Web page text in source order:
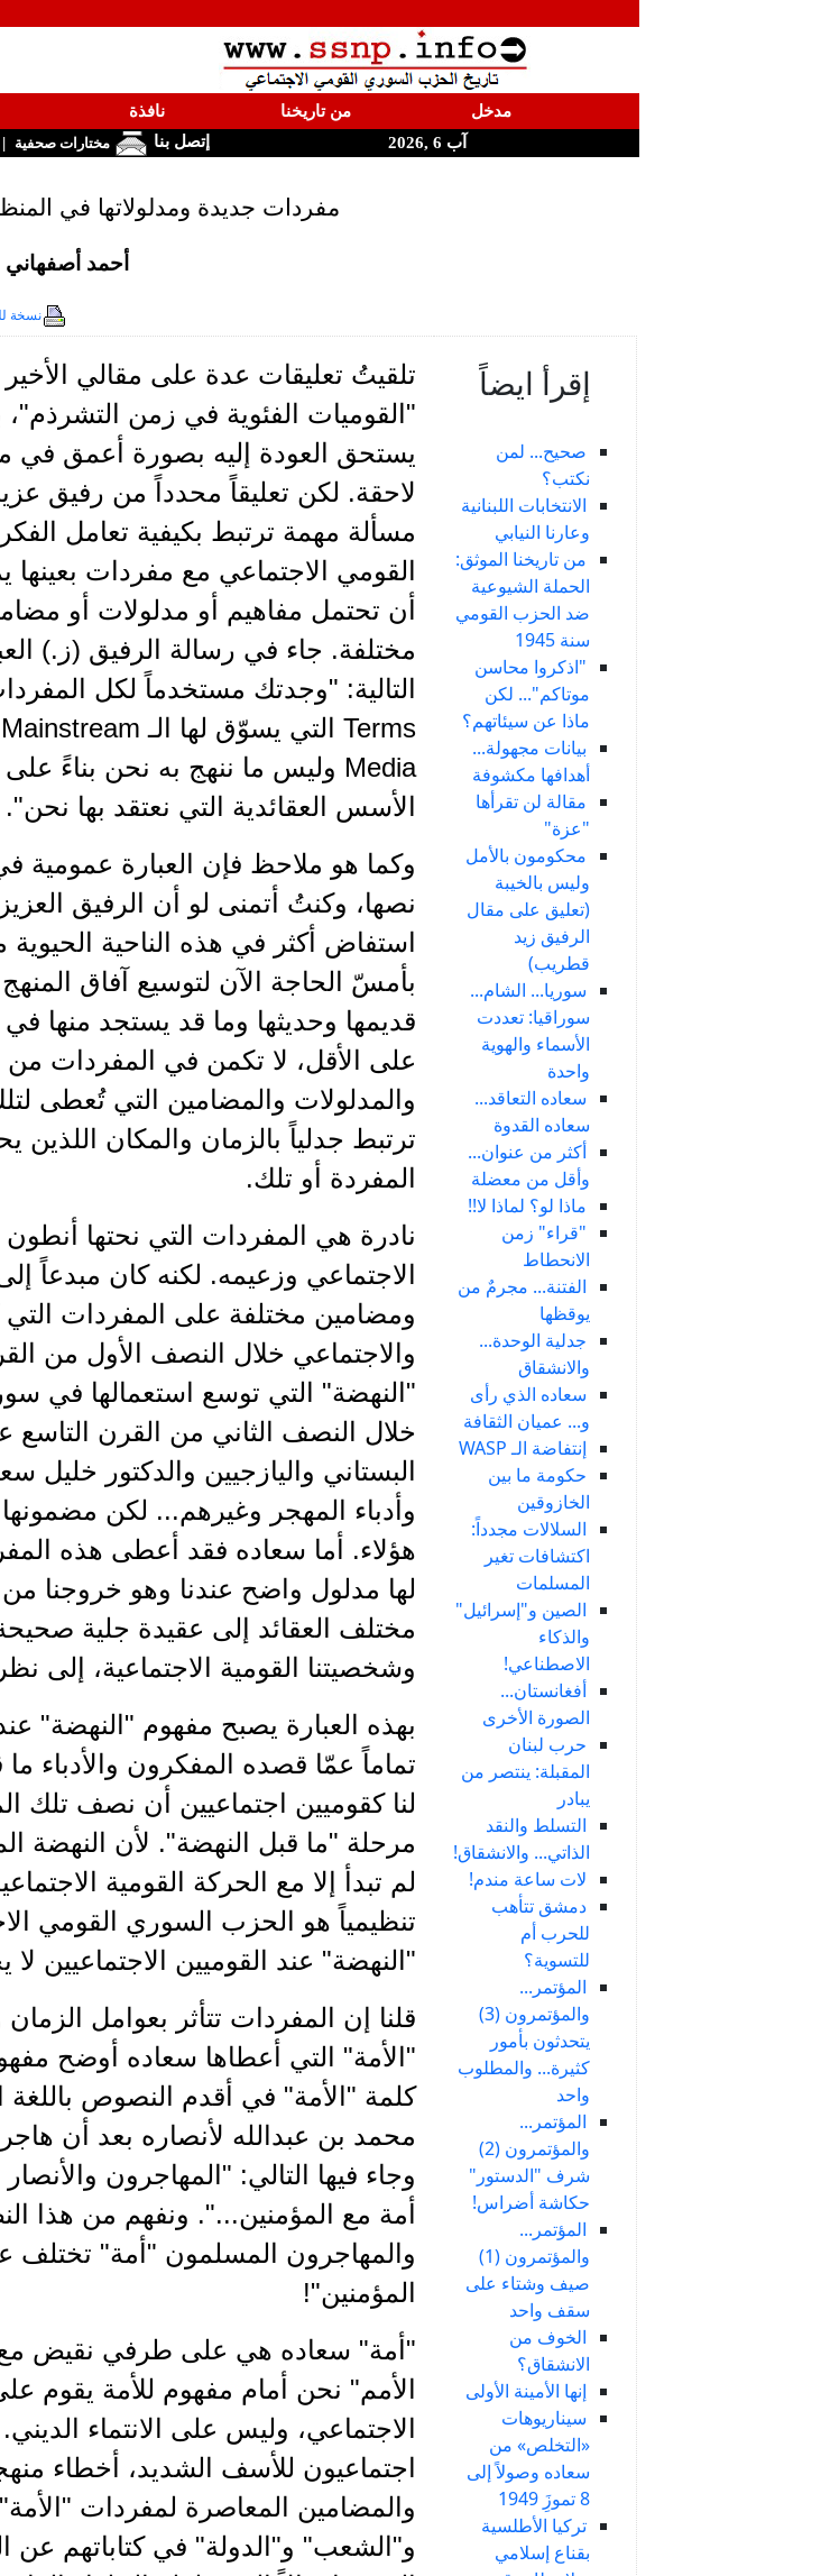
مدخل من تاريخنا نافذة
آب 6 ,2026
إتصل بنا مختارات صحفية |
مفردات جديدة ومدلولاتها في
أحمد أصفهاني
نسخة
إقرأ ايضاً
صحيح... لمن
نكتب؟
الانتخابات اللبنانية
وعارنا النيابي
من تاريخنا الموثق:
الحملة الشيوعية
ضد الحزب القومي
سنة 1945
"اذكروا محاسن
موتاكم"... لكن
ماذا عن سيئاتهم؟
بيانات مجهولة...
أهدافها مكشوفة
مقالة لن تقرأها
"عزة"
محكومون بالأمل
وليس بالخيبة
(تعليق على مقال
الرفيق زيد
قطريب)
سوريا... الشام...
سوراقيا: تعددت
الأسماء والهوية
واحدة
سعاده التعاقد...
سعاده القدوة
أكثر من عنوان...
وأقل من معضلة
ماذا لو؟ لماذا لا!!
"قراء" زمن
الانحطاط
الفتنة... مجرمٌ من
يوقظها
جدلية الوحدة...
والانشقاق
سعاده الذي رأى
و... عميان الثقافة
إنتفاضة الـ WASP
حكومة ما بين
الخازوقين
السلالات مجدداً:
اكتشافات تغير
المسلمات
الصين و"إسرائيل"
والذكاء
الاصطناعي!
أفغانستان...
الصورة الأخرى
حرب لبنان
المقبلة: ينتصر من
يبادر
التسلط والنقد
الذاتي... والانشقاق!
لات ساعة مندم!
دمشق تتأهب
للحرب أم
للتسوية؟
المؤتمر...
والمؤتمرون (3)
يتحدثون بأمور
كثيرة... والمطلوب
واحد
المؤتمر...
والمؤتمرون (2)
شرف "الدستور"
حكاشة أضراس!
المؤتمر...
والمؤتمرون (1)
صيف وشتاء على
سقف واحد
الخوف من
الانشقاق؟
إنها الأمينة الأولى
سيناريوهات
«التخلص» من
سعاده وصولاً إلى
8 تموزَِ 1949
تركيا الأطلسية
بقناع إسلامي
تلقيتُ تعليقات عدة على مقالي الأخير
"القوميات الفئوية في زمن التشرذم"،
يستحق العودة إليه بصورة أعمق في
لاحقة. لكن تعليقاً محدداً من رفيق عزيز
مسألة مهمة ترتبط بكيفية تعامل الفكر
القومي الاجتماعي مع مفردات بعينها
أن تحتمل مفاهيم أو مدلولات أو
مختلفة. جاء في رسالة الرفيق (ز.)
التالية: "وجدتك مستخدماً لكل
Terms التي يسوّق لها الـ Mainstream
Media وليس ما ننهج به نحن بناءً على
الأسس العقائدية التي نعتقد بها نحن".
وكما هو ملاحظ فإن العبارة عمومية
نصها، وكنتُ أتمنى لو أن الرفيق العزيز
استفاض أكثر في هذه الناحية
بأمسّ الحاجة الآن لتوسيع آفاق
قديمها وحديثها وما قد يستجد منها
على الأقل، لا تكمن في المفردات
والمدلولات والمضامين التي تُعطى
ترتبط جدلياً بالزمان والمكان اللذين
المفردة أو تلك.
نادرة هي المفردات التي نحتها
الاجتماعي وزعيمه. لكنه كان مبدعاً
ومضامين مختلفة على المفردات التي
والاجتماعي خلال النصف الأول من
"النهضة" التي توسع استعمالها في
خلال النصف الثاني من القرن
البستاني واليازجيين والدكتور
وأدباء المهجر وغيرهم... لكن
هؤلاء. أما سعاده فقد أعطى هذه
لها مدلول واضح عندنا وهو خروجنا من
مختلف العقائد إلى عقيدة جلية
وشخصيتنا القومية الاجتماعية، إلى
بهذه العبارة يصبح مفهوم "النهضة"
تماماً عمّا قصده المفكرون والأدباء
لنا كقوميين اجتماعيين أن نصف تلك
مرحلة "ما قبل النهضة". لأن النهضة
لم تبدأ إلا مع الحركة القومية
تنظيمياً هو الحزب السوري القومي
"النهضة" عند القوميين الاجتماعيين
قلنا إن المفردات تتأثر بعوامل
"الأمة" التي أعطاها سعاده أوضح
كلمة "الأمة" في أقدم النصوص باللغة
محمد بن عبدالله لأنصاره بعد أن
وجاء فيها التالي: "المهاجرون
أمة مع المؤمنين...". ونفهم من هذا
والمهاجرون المسلمون "أمة" تختلف
المؤمنين"!
"أمة" سعاده هي على طرفي نقيض مع
الأمم" نحن أمام مفهوم للأمة يقوم
الاجتماعي، وليس على الانتماء
اجتماعيون للأسف الشديد، أخطاء
والمضامين المعاصرة لمفردات
و"الشعب" و"الدولة" في كتاباتهم عن